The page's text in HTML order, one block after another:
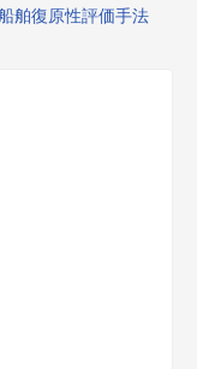
舶復原性評価手法